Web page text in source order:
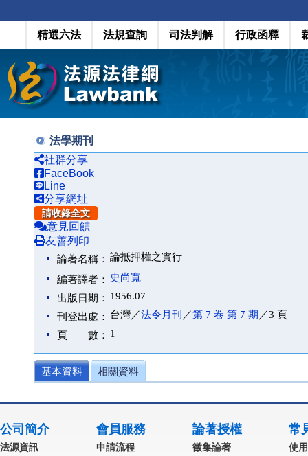
精選六法 法規查詢 司法判解 行政函釋
法學期刊
社群分享
FaceBook
Line
分享網址
請收錄全文
意見回饋
友善列印
論著名稱： 論抵押權之實行
編著譯者：
史尚寬
出版日期： 1956.07
刊登出處： 台灣／法令月刊 ／第 7 卷 第 7 期 ／3 頁
頁 數： 1
基本資料 相關資料
公司簡介
法源資訊
會員服務
申請流程
論著授權
徵集論著
常
使